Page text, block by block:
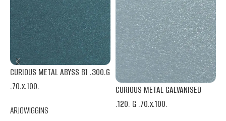
CURIOUS METAL ABYSS B1 .300.G
.70.x.100.
ARJOWIGGINS
CURIOUS METAL GALVANISED
.120. G .70.x.100.